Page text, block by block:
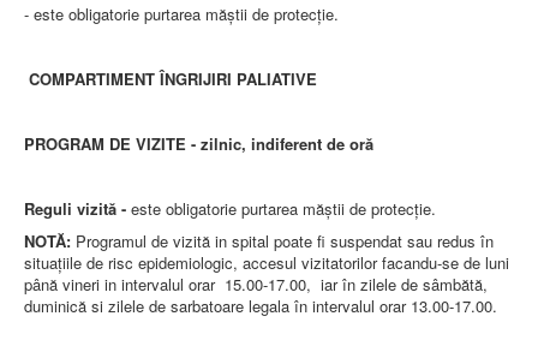
- este obligatorie purtarea măștii de protecție.
COMPARTIMENT ÎNGRIJIRI PALIATIVE
PROGRAM DE VIZITE - zilnic, indiferent de oră
Reguli vizită - este obligatorie purtarea măștii de protecție.
NOTĂ: Programul de vizită in spital poate fi suspendat sau redus în
situaţiile de risc epidemiologic, accesul vizitatorilor facandu-se de luni
până vineri in intervalul orar 15.00-17.00, iar în zilele de sâmbătă,
duminică si zilele de sarbatoare legala în intervalul orar 13.00-17.00.